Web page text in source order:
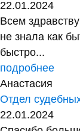
22.01.2024
Всем
не знала как
быстро...
подробнее
Анастасия
Отдел
22.01.2024